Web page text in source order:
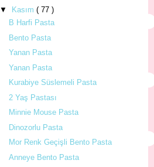
▼
Kasım ( 77 )
B Harfi Pasta
Bento Pasta
Yanan Pasta
Yanan Pasta
Kurabiye Süslemeli Pasta
2 Yaş Pastası
Minnie Mouse Pasta
Dinozorlu Pasta
Mor Renk Geçişli Bento Pasta
Anneye Bento Pasta